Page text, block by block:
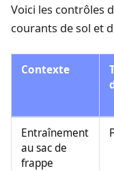
Voici les contrôles
courants de sol et
Contexte
Entraînement
au sac de
frappe